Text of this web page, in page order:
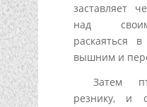
заставляет
над
раскаяться
вышним и
Затем
резнику, и